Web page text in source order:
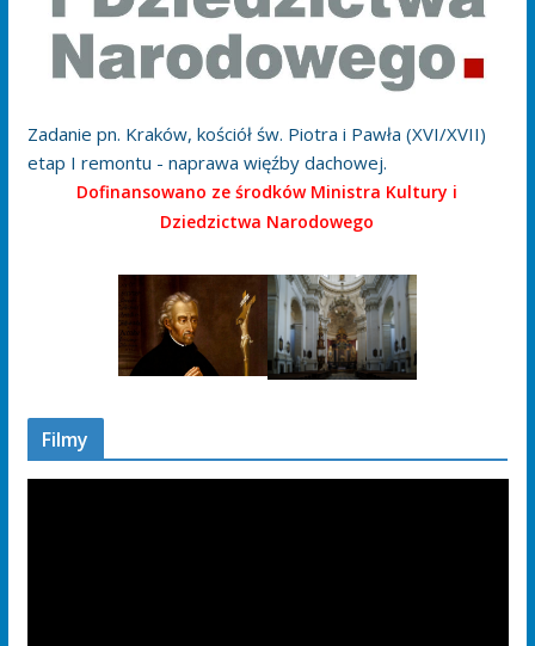
Zadanie pn. Kraków, kościół św. Piotra i Pawła (XVI/XVII)
etap I remontu - naprawa więźby dachowej.
Dofinansowano ze środków Ministra Kultury i
Dziedzictwa Narodowego
Filmy